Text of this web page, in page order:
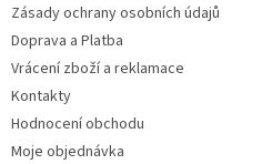
Zásady ochrany osobních údajů
Doprava a Platba
Vrácení zboží a reklamace
Kontakty
Hodnocení obchodu
Moje objednávka